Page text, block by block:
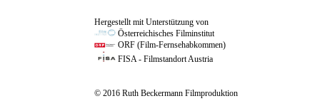
Hergestellt mit Unterstützung von
Österreichisches Filminstitut
ORF (Film-Fernsehabkommen)
FISA - Filmstandort Austria
© 2016 Ruth Beckermann Filmproduktion